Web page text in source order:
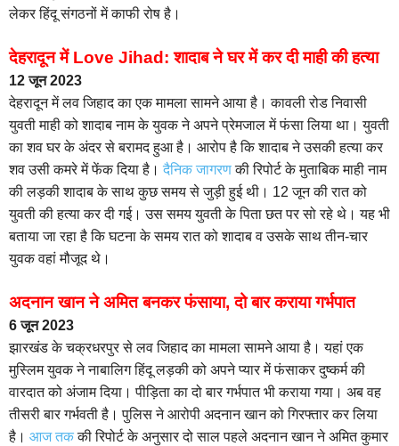
लेकर हिंदू संगठनों में काफी रोष है।
देहरादून में Love Jihad: शादाब ने घर में कर दी माही की हत्या
12 जून 2023
देहरादून में लव जिहाद का एक मामला सामने आया है। कावली रोड निवासी
युवती माही को शादाब नाम के युवक ने अपने प्रेमजाल में फंसा लिया था। युवती
का शव घर के अंदर से बरामद हुआ है। आरोप है कि शादाब ने उसकी हत्या कर
शव उसी कमरे में फेंक दिया है। दैनिक जागरणकी रिपोर्ट के मुताबिक माही नाम
की लड़की शादाब के साथ कुछ समय से जुड़ी हुई थी। 12 जून की रात को
युवती की हत्या कर दी गई। उस समय युवती के पिता छत पर सो रहे थे। यह भी
बताया जा रहा है कि घटना के समय रात को शादाब व उसके साथ तीन-चार
युवक वहां मौजूद थे।
अदनान खान ने अमित बनकर फंसाया, दो बार कराया गर्भपात
6 जून 2023
झारखंड के चक्रधरपुर से लव जिहाद का मामला सामने आया है। यहां एक
मुस्लिम युवक ने नाबालिग हिंदू लड़की को अपने प्यार में फंसाकर दुष्कर्म की
वारदात को अंजाम दिया। पीड़िता का दो बार गर्भपात भी कराया गया। अब वह
तीसरी बार गर्भवती है। पुलिस ने आरोपी अदनान खान को गिरफ्तार कर लिया
है। आज तककी रिपोर्ट के अनुसार दो साल पहले अदनान खान ने अमित कुमार